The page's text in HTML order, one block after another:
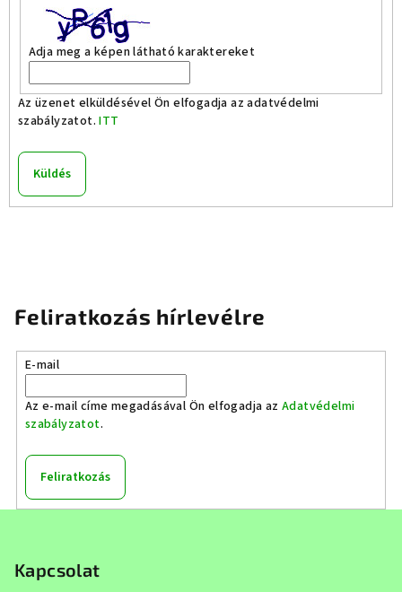
Adja meg a képen látható karaktereket
Az üzenet elküldésével Ön elfogadja az adatvédelmi
szabályzatot.ITT
Küldés
Feliratkozás hírlevélre
E-mail
Az e-mail címe megadásával Ön elfogadja az Adatvédelmi
szabályzatot.
Feliratkozás
Kapcsolat